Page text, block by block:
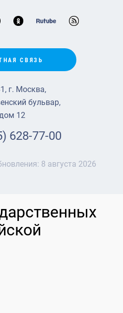
СВЯЗЬ
г. Москва,
бульвар,
12
628-77-00
8 августа 2026